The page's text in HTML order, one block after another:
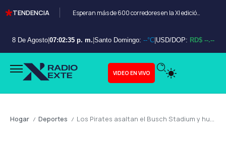
TENDENCIA Esperan más de 600 corredores en la XI edición del Bayahibe 10K
8 De Agosto| 07:02:36 p. m. Santo Domingo: --°C| USD/DOP: RD$ --.--
VIDEO EN VIVO
Hogar / Deportes / Los Pirates asaltan el Busch Stadium y hunden a los Cardinals